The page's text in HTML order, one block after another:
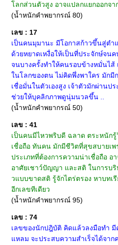
โลกส่วนตัวสูง อาจแปลกแยกออกจา
(น้ำหนักคำพยากรณ์ 80)
เลข : 17
เป็นคนมุมานะ มีโอกาสก้าวขึ้นสู่ตำ
ด้วยหยาดเหงื่อให้เป็นที่ประจักษ์จน
จนบางครั้งทำให้คนรอบข้างหมั่นไส้
ในโลกของตน ไม่คิดพึ่งพาใคร มักมี
เชื่อมั่นในตัวเองสูง เจ้าตัวมักผ่าน
ช่วยให้บุคลิกภาพดูนุ่มนวลขึ้น ..
(น้ำหนักคำพยากรณ์ 50)
เลข : 41
เป็นคนมีไหวพริบดี ฉลาด ตระหนักรู้
เชื่อถือ ทันคน มักมีชีวิตที่สุขสบายเพ
ประเภทที่ต้องการความน่าเชื่อถือ อ
อาศัยเชาว์ปัญญา และสติ ในการบ
วแบบขาดสติ รู้จักไตร่ตรอง หาบทเ
อีกเลขทีเดียว
(น้ำหนักคำพยากรณ์ 95)
เลข : 74
เลขของนักปฎิบัติ คิดแล้วลงมือทำ มี
แหลม จะประสบความสำเร็จได้จา